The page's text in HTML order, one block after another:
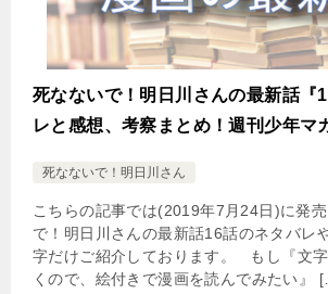
死なないで！明日川さんの最新話『
レと感想、考察まとめ！週刊少年マ
死なないで！明日川さん
こちらの記事では(2019年7月24日)に発
で！明日川さんの最新話16話のネタバレ
字だけご紹介しております。 もし『文
くので、絵付きで漫画を読んでみたい』